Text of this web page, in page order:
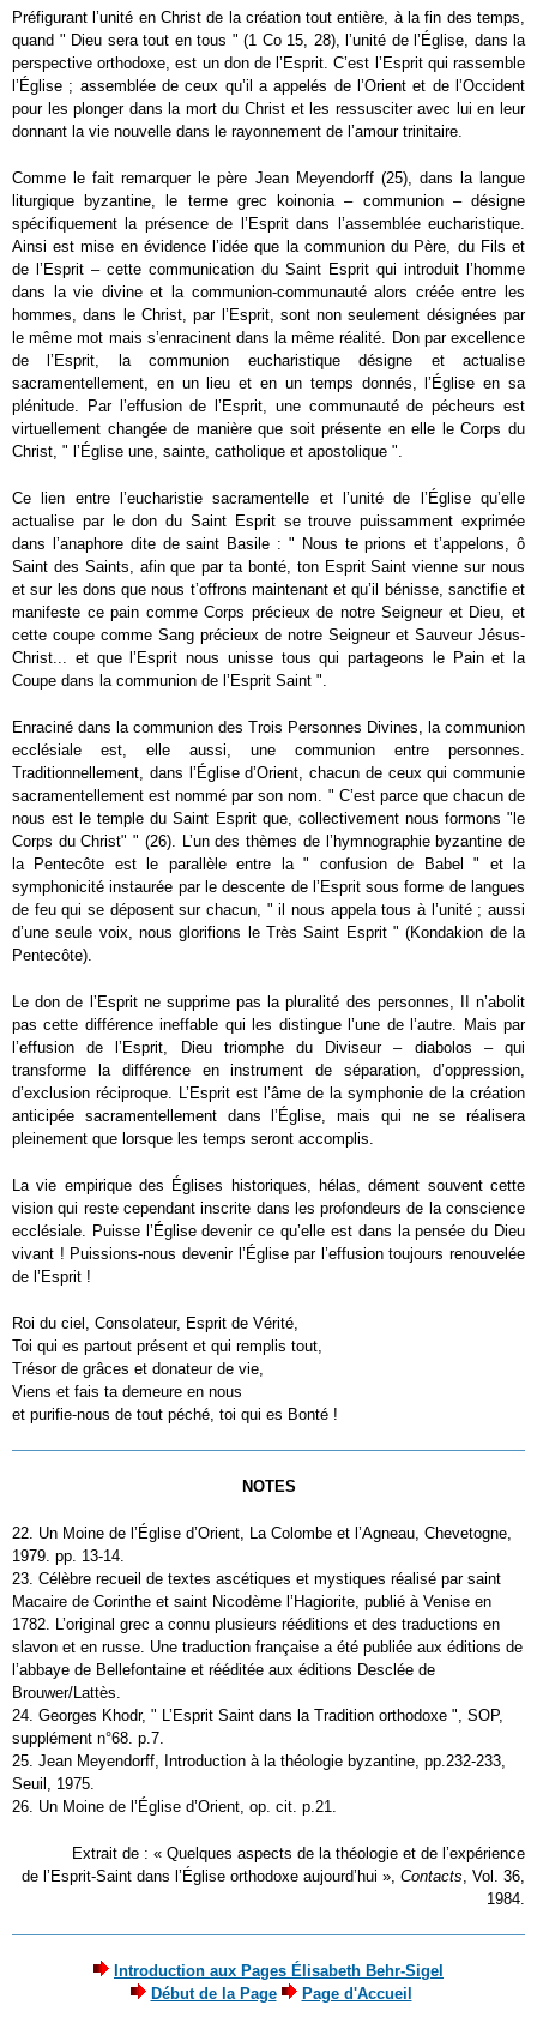
Préfigurant l’unité en Christ de la création tout entière, à la fin des temps,
quand " Dieu sera tout en tous " (1 Co 15, 28), l’unité de l’Église, dans la
perspective orthodoxe, est un don de l’Esprit. C’est l’Esprit qui rassemble
l’Église ; assemblée de ceux qu’il a appelés de l’Orient et de l’Occident
pour les plonger dans la mort du Christ et les ressusciter avec lui en leur
donnant la vie nouvelle dans le rayonnement de l’amour trinitaire.
Comme le fait remarquer le père Jean Meyendorff (25), dans la langue
liturgique byzantine, le terme grec koinonia – communion – désigne
spécifiquement la présence de l’Esprit dans l’assemblée eucharistique.
Ainsi est mise en évidence l’idée que la communion du Père, du Fils et
de l’Esprit – cette communication du Saint Esprit qui introduit l’homme
dans la vie divine et la communion-communauté alors créée entre les
hommes, dans le Christ, par l’Esprit, sont non seulement désignées par
le même mot mais s’enracinent dans la même réalité. Don par excellence
de l’Esprit, la communion eucharistique désigne et actualise
sacramentellement, en un lieu et en un temps donnés, l’Église en sa
plénitude. Par l’effusion de l’Esprit, une communauté de pécheurs est
virtuellement changée de manière que soit présente en elle le Corps du
Christ, " l’Église une, sainte, catholique et apostolique ".
Ce lien entre l’eucharistie sacramentelle et l’unité de l’Église qu’elle
actualise par le don du Saint Esprit se trouve puissamment exprimée
dans l’anaphore dite de saint Basile : " Nous te prions et t’appelons, ô
Saint des Saints, afin que par ta bonté, ton Esprit Saint vienne sur nous
et sur les dons que nous t’offrons maintenant et qu’il bénisse, sanctifie et
manifeste ce pain comme Corps précieux de notre Seigneur et Dieu, et
cette coupe comme Sang précieux de notre Seigneur et Sauveur Jésus-
Christ... et que l’Esprit nous unisse tous qui partageons le Pain et la
Coupe dans la communion de l’Esprit Saint ".
Enraciné dans la communion des Trois Personnes Divines, la communion
ecclésiale est, elle aussi, une communion entre personnes.
Traditionnellement, dans l’Église d’Orient, chacun de ceux qui communie
sacramentellement est nommé par son nom. " C’est parce que chacun de
nous est le temple du Saint Esprit que, collectivement nous formons "le
Corps du Christ" " (26). L’un des thèmes de l’hymnographie byzantine de
la Pentecôte est le parallèle entre la " confusion de Babel " et la
symphonicité instaurée par le descente de l’Esprit sous forme de langues
de feu qui se déposent sur chacun, " il nous appela tous à l’unité ; aussi
d’une seule voix, nous glorifions le Très Saint Esprit " (Kondakion de la
Pentecôte).
Le don de l’Esprit ne supprime pas la pluralité des personnes, II n’abolit
pas cette différence ineffable qui les distingue l’une de l’autre. Mais par
l’effusion de l’Esprit, Dieu triomphe du Diviseur – diabolos – qui
transforme la différence en instrument de séparation, d’oppression,
d’exclusion réciproque. L’Esprit est l’âme de la symphonie de la création
anticipée sacramentellement dans l’Église, mais qui ne se réalisera
pleinement que lorsque les temps seront accomplis.
La vie empirique des Églises historiques, hélas, dément souvent cette
vision qui reste cependant inscrite dans les profondeurs de la conscience
ecclésiale. Puisse l’Église devenir ce qu’elle est dans la pensée du Dieu
vivant ! Puissions-nous devenir l’Église par l’effusion toujours renouvelée
de l’Esprit !
Roi du ciel, Consolateur, Esprit de Vérité,
Toi qui es partout présent et qui remplis tout,
Trésor de grâces et donateur de vie,
Viens et fais ta demeure en nous
et purifie-nous de tout péché, toi qui es Bonté !
NOTES
22. Un Moine de l’Église d’Orient, La Colombe et l’Agneau, Chevetogne,
1979. pp. 13-14.
23. Célèbre recueil de textes ascétiques et mystiques réalisé par saint
Macaire de Corinthe et saint Nicodème l’Hagiorite, publié à Venise en
1782. L’original grec a connu plusieurs rééditions et des traductions en
slavon et en russe. Une traduction française a été publiée aux éditions de
l’abbaye de Bellefontaine et rééditée aux éditions Desclée de
Brouwer/Lattès.
24. Georges Khodr, " L’Esprit Saint dans la Tradition orthodoxe ", SOP,
supplément n°68. p.7.
25. Jean Meyendorff, Introduction à la théologie byzantine, pp.232-233,
Seuil, 1975.
26. Un Moine de l’Église d’Orient, op. cit. p.21.
Extrait de : « Quelques aspects de la théologie et de l’expérience
de l’Esprit-Saint dans l’Église orthodoxe aujourd’hui », Contacts , Vol. 36,
1984.
Introduction aux Pages Élisabeth Behr-Sigel
Début de la Page
Page d'Accueil